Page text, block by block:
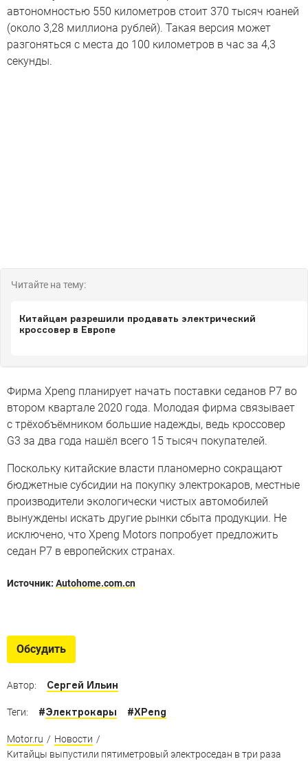
автономностью 550 километров стоит 370 тысяч юаней
(около 3,28 миллиона рублей). Такая версия может
разгоняться с места до 100 километров в час за 4,3
секунды.
Читайте на тему:
Китайцам разрешили продавать электрический
кроссовер в Европе
Фирма Xpeng планирует начать поставки седанов P7 во
втором квартале 2020 года. Молодая фирма связывает
с трёхобъёмником большие надежды, ведь кроссовер
G3 за два года нашёл всего 15 тысяч покупателей.
Поскольку китайские власти планомерно сокращают
бюджетные субсидии на покупку электрокаров, местные
производители экологически чистых автомобилей
вынуждены искать другие рынки сбыта продукции. Не
исключено, что Xpeng Motors попробует предложить
седан P7 в европейских странах.
Источник: Autohome.com.cn
Электрические автомобили с самым большим
Обсудить
Автор: Сергей Ильин
Теги: #Электрокары #XPeng
Motor.ru / Новости /
Китайцы выпустили пятиметровый электроседан в три раза